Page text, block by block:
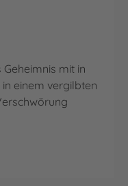
mit in
einem vergilbten